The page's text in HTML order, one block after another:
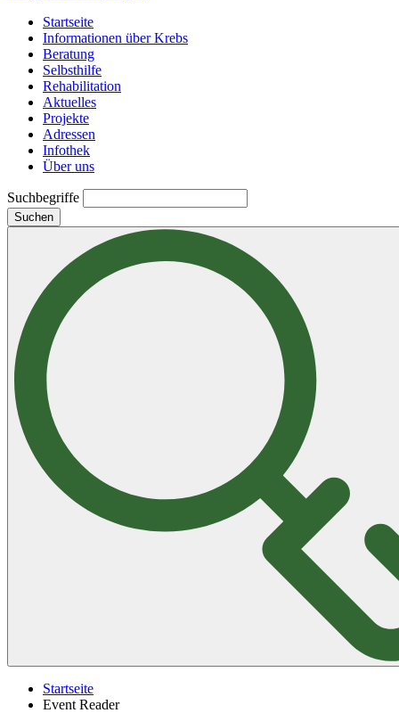
Startseite
Informationen über Krebs
Beratung
Selbsthilfe
Rehabilitation
Aktuelles
Projekte
Adressen
Infothek
Über uns
Suchbegriffe
Suchen
Startseite
Event Reader